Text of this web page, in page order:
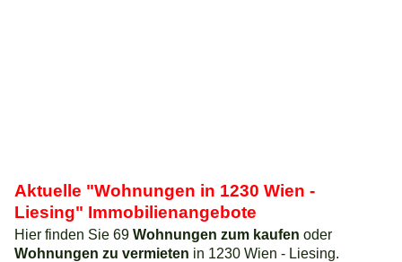
Aktuelle "Wohnungen in 1230 Wien -
Liesing" Immobilienangebote
Hier finden Sie 69Wohnungen zum kaufen oder
Wohnungen zu vermieten in 1230 Wien - Liesing.